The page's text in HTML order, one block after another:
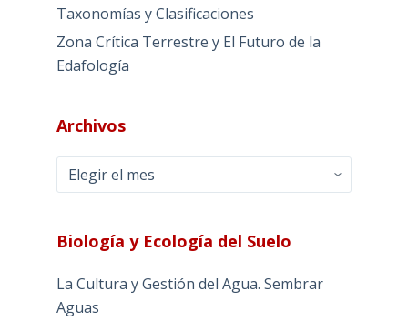
Taxonomías y Clasificaciones
Zona Crítica Terrestre y El Futuro de la
Edafología
Archivos
Archivos
Biología y Ecología del Suelo
La Cultura y Gestión del Agua. Sembrar
Aguas